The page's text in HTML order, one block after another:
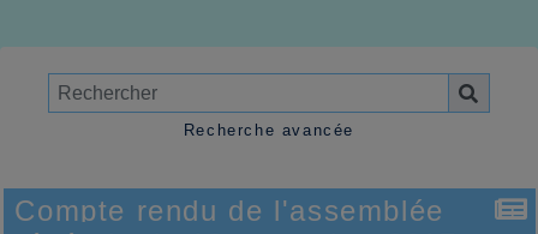
Recherche avancée
Compte rendu de l'assemblée